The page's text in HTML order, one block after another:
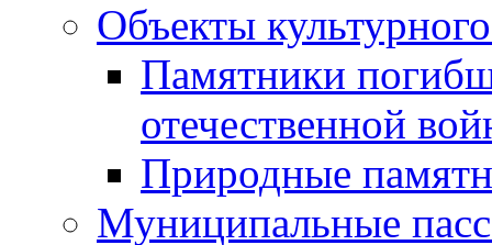
Объекты
Памятники
отечественной
Природные
Муниципальные